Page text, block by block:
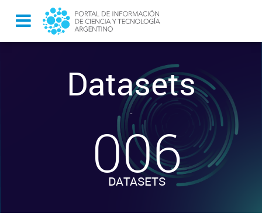
Datasets
-
006
DATASETS